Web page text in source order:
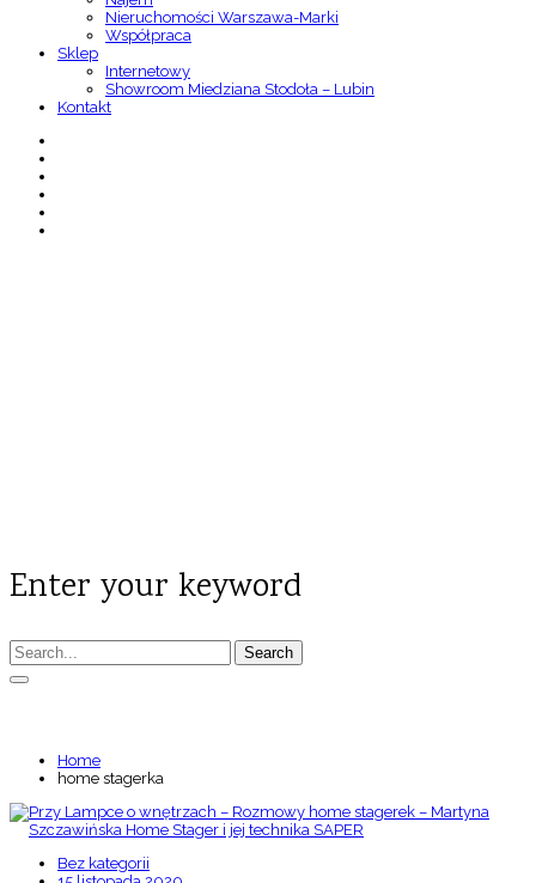
Nieruchomości Warszawa-Marki
Współpraca
Sklep
Internetowy
Showroom Miedziana Stodoła – Lubin
Kontakt
Enter your keyword
Search
Home
home stagerka
Bez kategorii